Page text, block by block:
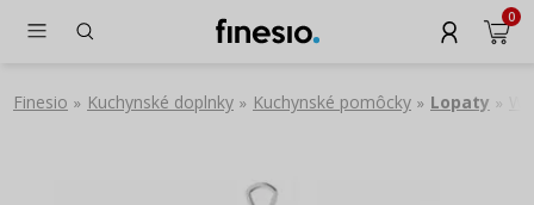
0
Finesio » Kuchynské doplnky » Kuchynské pomôcky » Lopaty »